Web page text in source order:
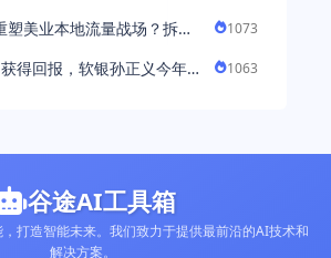
塑美业本地流量战场？拆
1073
得回报，软银孙正义今年财
1063
谷途AI工具箱
打造智能未来。我们致力于提供最前沿的AI技术和
解决方案。